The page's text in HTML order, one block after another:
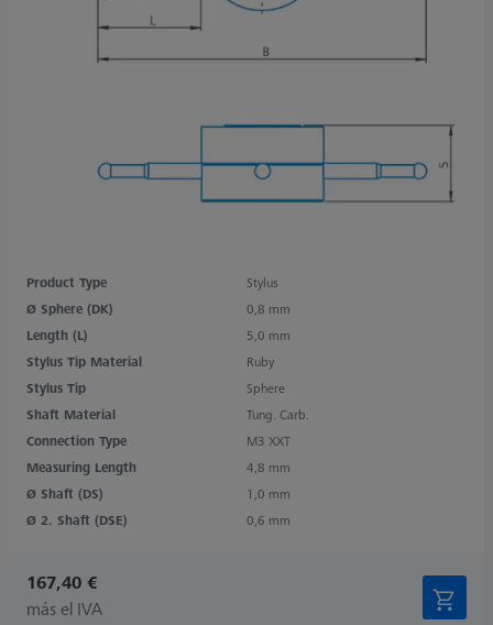
Product Type
Stylus
Ø Sphere (DK)
0,8 mm
Length (L)
5,0 mm
Stylus Tip Material
Ruby
Stylus Tip
Sphere
Shaft Material
Tung. Carb.
Connection Type
M3 XXT
Measuring Length
4,8 mm
Ø Shaft (DS)
1,0 mm
Ø 2. Shaft (DSE)
0,6 mm
167,40 €
más el IVA